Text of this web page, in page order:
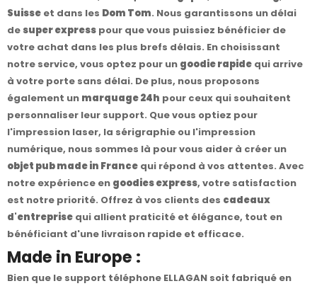
Suisse et dans les Dom Tom. Nous garantissons un délai
desuper express pour que vous puissiez bénéficier de
votre achat dans les plus brefs délais. En choisissant
notre service, vous optez pour un goodie rapide qui arrive
à votre porte sans délai. De plus, nous proposons
également un marquage 24h pour ceux qui souhaitent
personnaliser leur support. Que vous optiez pour
l'impression laser, la sérigraphie ou l'impression
numérique, nous sommes là pour vous aider à créer un
objet pub made in France qui répond à vos attentes. Avec
notre expérience en goodies express, votre satisfaction
est notre priorité. Offrez à vos clients des cadeaux
d'entreprise qui allient praticité et élégance, tout en
bénéficiant d'une livraison rapide et efficace.
Made in Europe :
Bien que le support téléphone ELLAGAN soit fabriqué en